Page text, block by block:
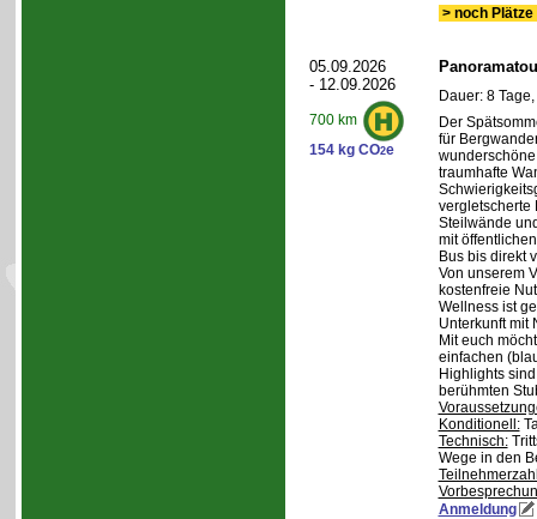
> noch
05.09.2026
- 12.09.2026
700 km
154 kg CO2e
Dauer: 8
Der
für
traumhafte
vergletscherte
Steilwände
mit
Bus bis direkt
Von unserem
kostenfreie
Wellness ist
Unterkunft mit
Mit euch
einfachen
Highlights
berühmten
Konditionell:
Technisch:
Wege in den
Anmeldung